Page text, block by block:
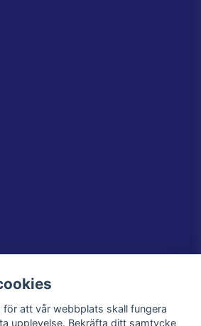
för att vår webbplats skall fungera
upplevelse. Bekräfta ditt samtycke